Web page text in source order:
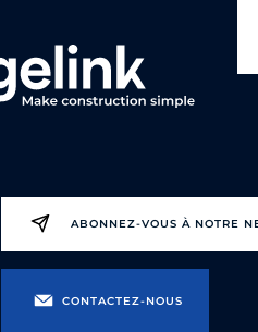
ABONNEZ-VOUS À NOTRE
CONTACTEZ-NOUS